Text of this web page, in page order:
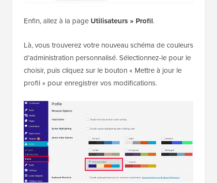
Enfin, allez à la page Utilisateurs » Profil.
Là, vous trouverez votre nouveau schéma de couleurs
d'administration personnalisé. Sélectionnez-le pour le
choisir, puis cliquez sur le bouton « Mettre à jour le
profil » pour enregistrer vos modifications.